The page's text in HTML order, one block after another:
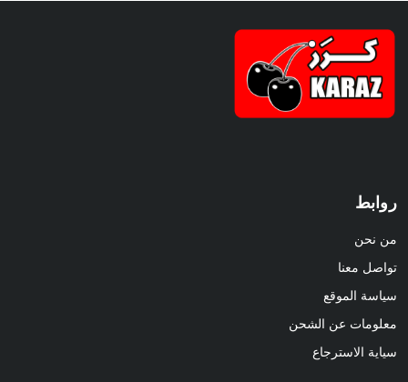
روابط
من نحن
تواصل معنا
سياسة الموقع
معلومات عن الشحن
سياية الاسترجاع